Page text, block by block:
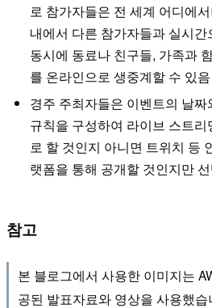
로 참가자들은 전 세계 어디에
내에서 다른 참가자들과 실시
동시에 동료나 친구들, 가족과
를 온라인으로 생중계할 수 있음
경주 주최자들은 이벤트의 날
규칙을 구성하여 라이브 스트
로 할 것인지 아니면 트위치 등
랫폼을 통해 공개할 것인지만
참고
본 블로그에서 사용한 이미지는
공된 발표자료와 영상을 사용했습